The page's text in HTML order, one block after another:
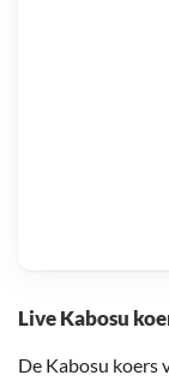
Live Kabosu
De Kabosu koers